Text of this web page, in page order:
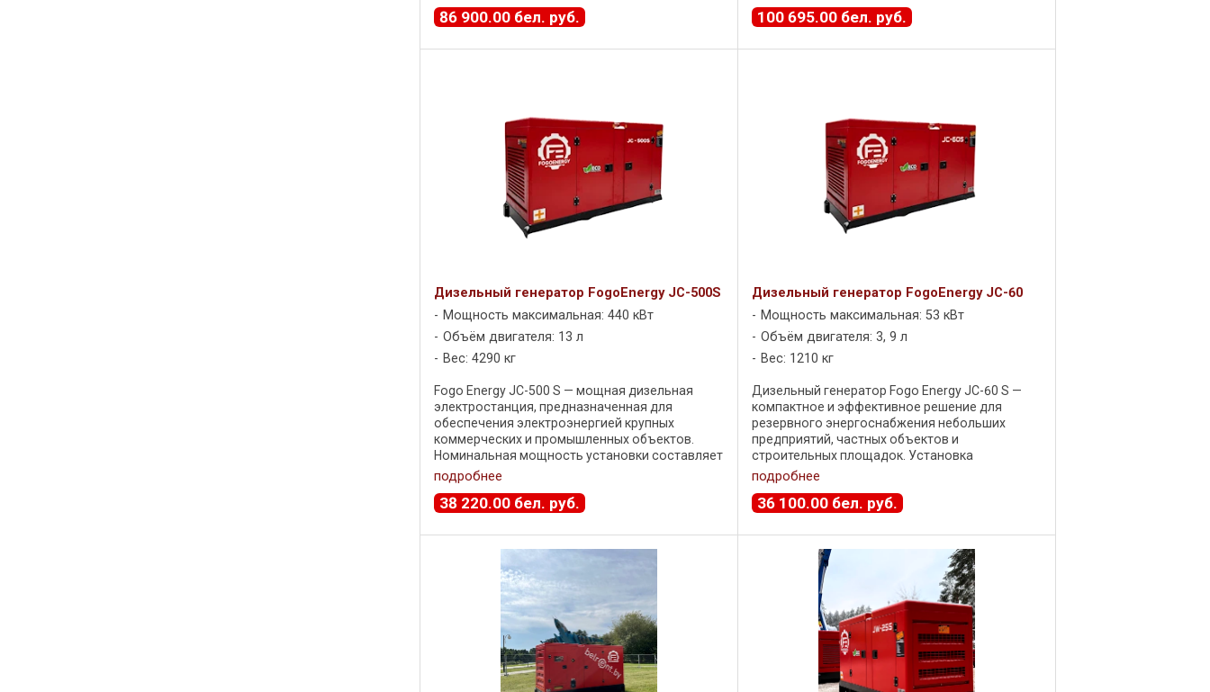
86 900.00 бел. руб. 100 695.00бел. руб.
Дизельный генератор FogoEnergy JC-500S
Мощность максимальная: 440 кВт
Объём двигателя: 13 л
Вес: 4290 кг
Fogo Energy JC-500 S — мощная дизельная
электростанция, предназначенная для
обеспечения электроэнергией крупных
коммерческих и промышленных объектов.
Номинальная мощность установки составляет
400 кВт , а максимальная — 440 кВт . В
генераторе ...
подробнее
38 220.00 бел. руб.
Дизельный генератор FogoEnergy JC-60
Мощность максимальная: 53 кВт
Объём двигателя: 3, 9 л
Вес: 1210 кг
Дизельный генератор Fogo Energy JC-60 S —
компактное и эффективное решение для
резервного энергоснабжения небольших
предприятий, частных объектов и
строительных площадок. Установка
обеспечивает 48 кВт номинальной мощности и
53 кВт максимальной . ...
подробнее
36 100.00бел. руб.